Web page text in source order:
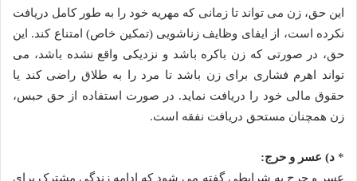
این حق، زن می تواند تا زمانی که مهریه خود را به طور کامل دریافت
نکرده است، از ایفای وظایف زناشویی (تمکین خاص) امتناع کند. این
حق، در صورتی که زن باکره باشد و نزدیکی واقع نشده باشد، می
تواند اهرم فشاری برای زن باشد تا مرد را به طلاق راضی کند یا
حقوق مالی خود را دریافت نماید. در صورت استفاده از حق حبس،
زن همچنان مستحق دریافت نفقه است.
* د) عسر و حرج:
عسر و حرج به شرایطی گفته می شود که ادامه زندگی مشترک برای